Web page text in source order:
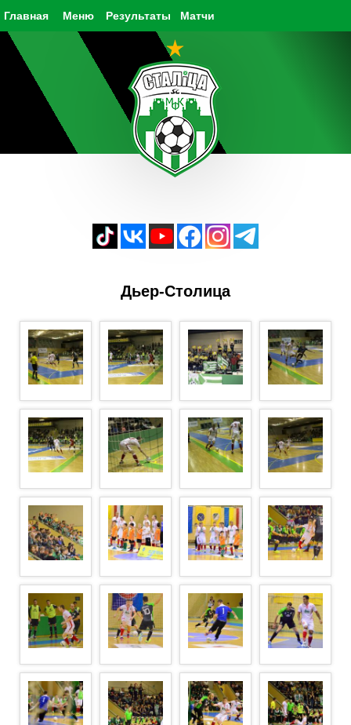
Главная Результаты Матчи
Меню
Дьер-Столица